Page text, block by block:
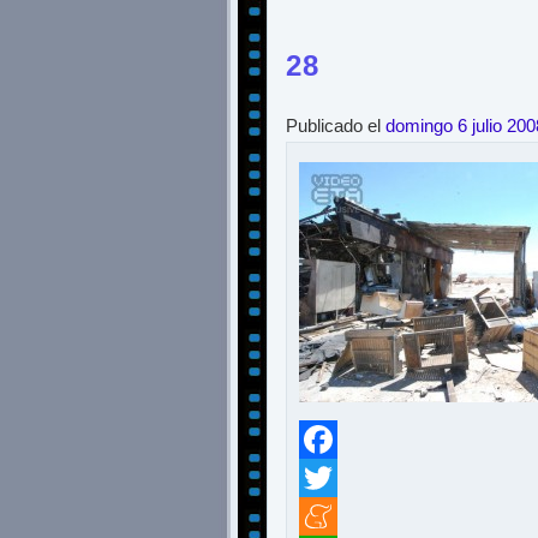
28
Publicado el domingo 6 julio
Facebook
Twitter